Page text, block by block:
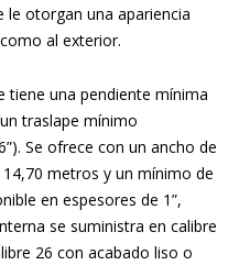
le otorgan una apariencia
al exterior.
tiene una pendiente mínima
traslape mínimo
Se ofrece con un ancho de
metros y un mínimo de
en espesores de 1”,
se suministra en calibre
26 con acabado liso o